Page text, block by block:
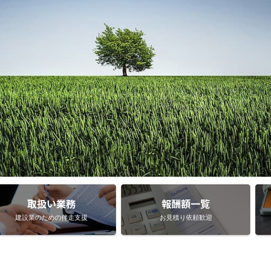
取扱い業務
建設業のための伴走支援
報酬額一覧
お見積り依頼歓迎